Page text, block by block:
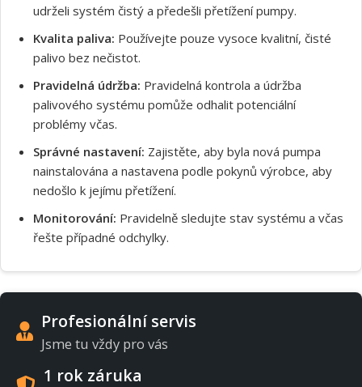
udrželi systém čistý a předešli přetížení pumpy.
Kvalita paliva: Používejte pouze vysoce kvalitní, čisté
palivo bez nečistot.
Pravidelná údržba: Pravidelná kontrola a údržba
palivového systému pomůže odhalit potenciální
problémy včas.
Správné nastavení: Zajistěte, aby byla nová pumpa
nainstalována a nastavena podle pokynů výrobce, aby
nedošlo k jejímu přetížení.
Monitorování: Pravidelně sledujte stav systému a včas
řešte případné odchylky.
Profesionální servis
Jsme tu vždy pro vás
1 rok záruka